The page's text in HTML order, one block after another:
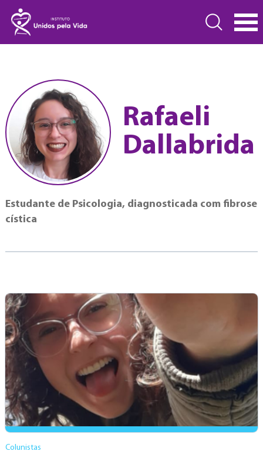
Rafaeli
Dallabrida
Estudante de Psicologia, diagnosticada com fibrose
cística
Colunistas